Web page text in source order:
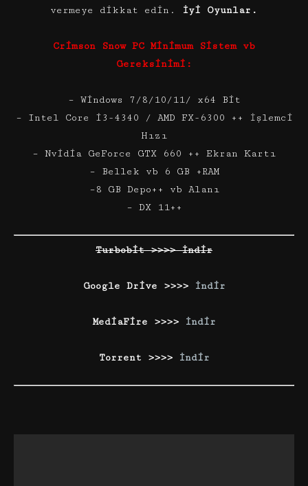
vermeye dikkat edin.
İyi Oyunlar.
Crimson Snow PC Minimum Sistem vb
Gereksinimi:
– Windows 7/8/10/11/ x64 Bit
– Intel Core i3-4340 / AMD FX-6300 ++ İşlemci
Hızı
– Nvidia GeForce GTX 660 ++ Ekran Kartı
– Bellek vb 6 GB +RAM
–8 GB Depo++ vb Alanı
– DX 11++
Turbobit >>>> İndir
Google Drive >>>>İndir
MediaFire >>>>İndir
Torrent >>>> İndir